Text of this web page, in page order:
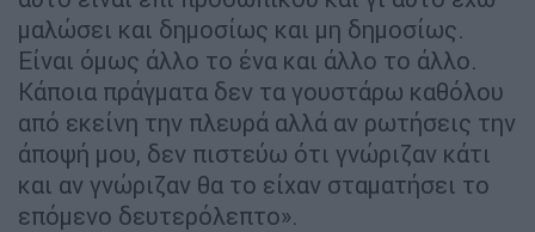
μαλώσει και δημοσίως και μη δημοσίως.
Είναι όμως άλλο το ένα και άλλο το άλλο.
Κάποια πράγματα δεν τα γουστάρω καθόλου
από εκείνη την πλευρά αλλά αν ρωτήσεις την
άποψή μου, δεν πιστεύω ότι γνώριζαν κάτι
και αν γνώριζαν θα το είχαν σταματήσει το
επόμενο δευτερόλεπτο».